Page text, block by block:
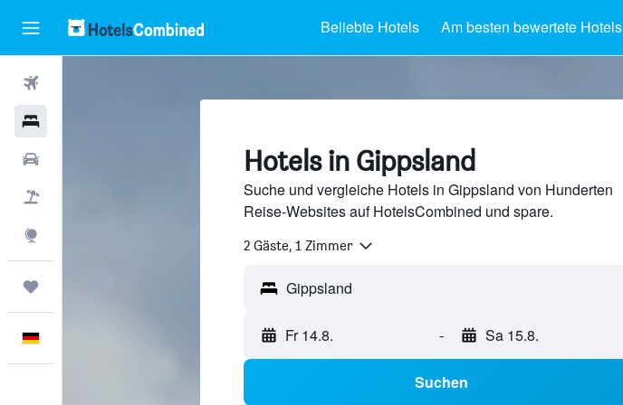
Beliebte Hotels Am besten bewertete Hotels
Hotels in Gippsland
Suche und vergleiche Hotels in Gippsland von Hunderten
Reise-Websites auf HotelsCombined und spare.
2 Gäste, 1 Zimmer
Fr 14.8. - Sa 15.8.
Suchen